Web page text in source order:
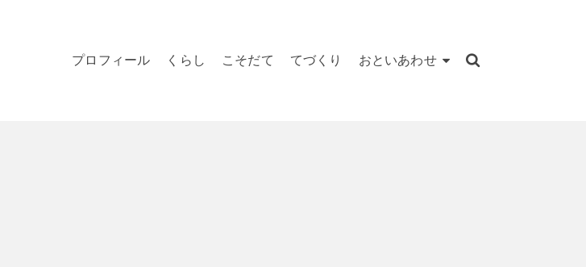
プロフィール くらし こそだて てづくり おといあわせ